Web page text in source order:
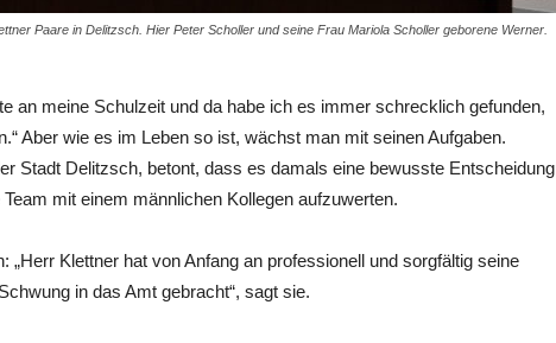
Paare in Delitzsch. Hier Peter Scholler und seine Frau Mariola Scholler geborene Werner.
an meine Schulzeit und da habe ich es immer schrecklich gefunden,
Aber wie es im Leben so ist, wächst man mit seinen Aufgaben.
Stadt ­Delitzsch, betont, dass es damals eine bewusste Entscheidung
mit einem männlichen Kollegen aufzuwerten.
„Herr Klettner hat von Anfang an professionell und sorgfältig seine
in das Amt gebracht“, sagt sie.